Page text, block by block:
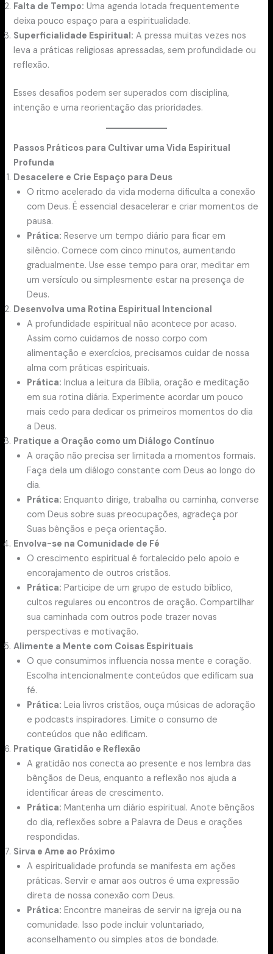
Falta de Tempo: Uma agenda lotada frequentemente
deixa pouco espaço para a espiritualidade.
Superficialidade Espiritual: A pressa muitas vezes nos
leva a práticas religiosas apressadas, sem profundidade ou
reflexão.
Esses desafios podem ser superados com disciplina,
intenção e uma reorientação das prioridades.
Passos Práticos para Cultivar uma Vida Espiritual
Profunda
Desacelere e Crie Espaço para Deus
O ritmo acelerado da vida moderna dificulta a conexão
com Deus. É essencial desacelerar e criar momentos de
pausa.
Prática: Reserve um tempo diário para ficar em
silêncio. Comece com cinco minutos, aumentando
gradualmente. Use esse tempo para orar, meditar em
um versículo ou simplesmente estar na presença de
Deus.
Desenvolva uma Rotina Espiritual Intencional
A profundidade espiritual não acontece por acaso.
Assim como cuidamos de nosso corpo com
alimentação e exercícios, precisamos cuidar de nossa
alma com práticas espirituais.
Prática: Inclua a leitura da Bíblia, oração e meditação
em sua rotina diária. Experimente acordar um pouco
mais cedo para dedicar os primeiros momentos do dia
a Deus.
Pratique a Oração como um Diálogo Contínuo
A oração não precisa ser limitada a momentos formais.
Faça dela um diálogo constante com Deus ao longo do
dia.
Prática: Enquanto dirige, trabalha ou caminha, converse
com Deus sobre suas preocupações, agradeça por
Suas bênçãos e peça orientação.
Envolva-se na Comunidade de Fé
O crescimento espiritual é fortalecido pelo apoio e
encorajamento de outros cristãos.
Prática: Participe de um grupo de estudo bíblico,
cultos regulares ou encontros de oração. Compartilhar
sua caminhada com outros pode trazer novas
perspectivas e motivação.
Alimente a Mente com Coisas Espirituais
O que consumimos influencia nossa mente e coração.
Escolha intencionalmente conteúdos que edificam sua
fé.
Prática: Leia livros cristãos, ouça músicas de adoração
e podcasts inspiradores. Limite o consumo de
conteúdos que não edificam.
Pratique Gratidão e Reflexão
A gratidão nos conecta ao presente e nos lembra das
bênçãos de Deus, enquanto a reflexão nos ajuda a
identificar áreas de crescimento.
Prática: Mantenha um diário espiritual. Anote bênçãos
do dia, reflexões sobre a Palavra de Deus e orações
respondidas.
Sirva e Ame ao Próximo
A espiritualidade profunda se manifesta em ações
práticas. Servir e amar aos outros é uma expressão
direta de nossa conexão com Deus.
Prática: Encontre maneiras de servir na igreja ou na
comunidade. Isso pode incluir voluntariado,
aconselhamento ou simples atos de bondade.